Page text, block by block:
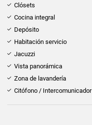
Clósets
Cocina integral
Depósito
Habitación servicio
Jacuzzi
Vista panorámica
Zona de lavandería
Citófono / Intercomunicador